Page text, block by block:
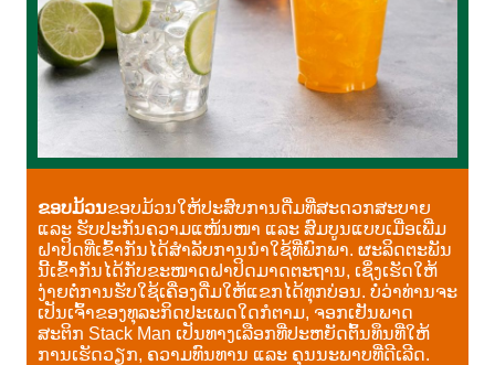
ຂອບມ້ວນຂອບມ້ວນໃຫ້ປະສົບການດື່ມທີ່ສະດວກສະບາຍ
ແລະ ຮັບປະກັນຄວາມແໜ້ນໜາ ແລະ ສົມບູນແບບເມື່ອເພີ່ມ
ຝາປິດທີ່ເຂົ້າກັນໄດ້ສຳລັບການນຳໃຊ້ທີ່ພົກພາ. ຜະລິດຕະພັນ
ນີ້ເຂົ້າກັນໄດ້ກັບຂະໜາດຝາປິດມາດຕະຖານ, ເຊິ່ງເຮັດໃຫ້
ງ່າຍຕໍ່ການຮັບໃຊ້ເຄື່ອງດື່ມໃຫ້ແຂກໄດ້ທຸກບ່ອນ. ບໍ່ວ່າທ່ານຈະ
ເປັນເຈົ້າຂອງທຸລະກິດປະເພດໃດກໍຕາມ, ຈອກເຢັນພາດ
ສະຕິກ Stack Man ເປັນທາງເລືອກທີ່ປະຫຍັດຕົ້ນທຶນທີ່ໃຫ້
ການເຮັດວຽກ, ຄວາມທົນທານ ແລະ ຄຸນນະພາບທີ່ດີເລີດ.